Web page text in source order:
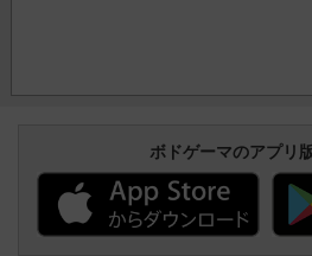
ボドゲーマのアプリ